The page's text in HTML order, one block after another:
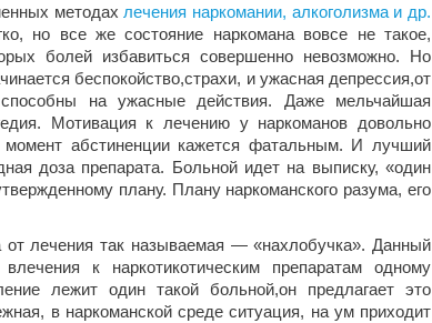
методах лечения наркомании, алкоголизма и др.
но все же состояние наркомана вовсе не такое,
болей избавиться совершенно невозможно. Но
беспокойство,страхи, и ужасная депрессия,от
на ужасные действия. Даже мельчайшая
Мотивация к лечению у наркоманов довольно
абстиненции кажется фатальным. И лучший
доза препарата. Больной идет на выписку, «один
плану. Плану наркоманского разума, его
лечения так называемая — «нахлобучка». Данный
к наркотикотическим препаратам одному
лежит один такой больной,он предлагает это
в наркоманской среде ситуация, на ум приходит